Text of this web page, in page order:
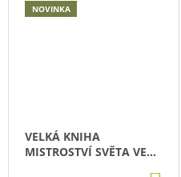
NOVINKA
VELKÁ KNIHA
MISTROSTVÍ SVĚTA VE